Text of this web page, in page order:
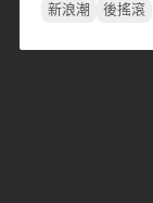
新浪潮
後搖滾